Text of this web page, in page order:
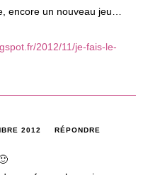
encore un nouveau jeu…
2012/11/je-fais-le-
2012 RÉPONDRE